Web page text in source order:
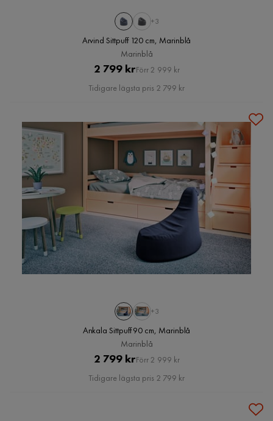
+3
Arvind Sittpuff 120 cm, Marinblå
Marinblå
Pris
2 799 krOriginal
Pris
Förr 2 999 kr
Tidigare lägsta pris 2 799 kr
+3
Ankala Sittpuff 90 cm, Marinblå
Marinblå
Pris
2 799 krOriginal
Pris
Förr 2 999 kr
Tidigare lägsta pris 2 799 kr